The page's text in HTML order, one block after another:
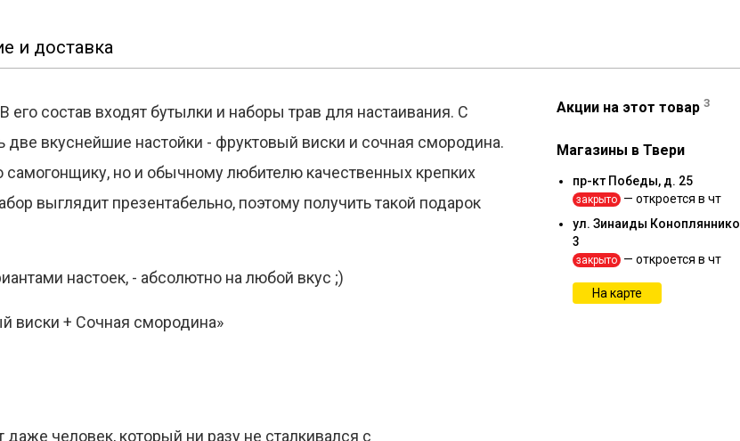
и доставка
состав входят бутылки и наборы трав для настаивания. С
вкуснейшие настойки - фруктовый виски и сочная смородина.
самогонщику, но и обычному любителю качественных крепких
выглядит презентабельно, поэтому получить такой подарок
настоек, - абсолютно на любой вкус ;)
человек, который ни разу не сталкивался с
Акции на этот товар 3
Магазины в Твери
пр-кт Победы, д. 25
закрыто — откроется в чт
ул. Зинаиды
3
закрыто — откроется в чт
На карте